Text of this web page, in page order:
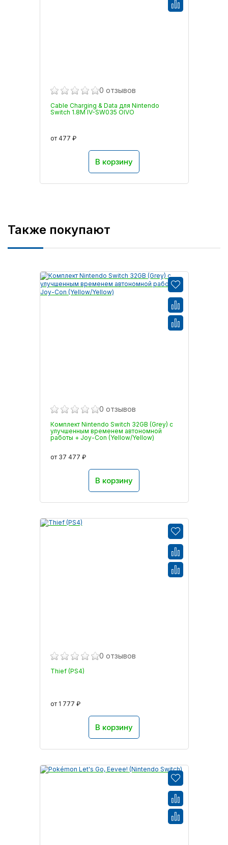
0 отзывов
Cable Charging & Data для Nintendo
Switch 1.8M IV-SW035 OIVO
от 477 ₽
В корзину
Также покупают
0 отзывов
Комплект Nintendo Switch 32GB (Grey) с
улучшенным временем автономной
работы + Joy-Con (Yellow/Yellow)
от 37 477 ₽
В корзину
0 отзывов
Thief (PS4)
от 1 777 ₽
В корзину